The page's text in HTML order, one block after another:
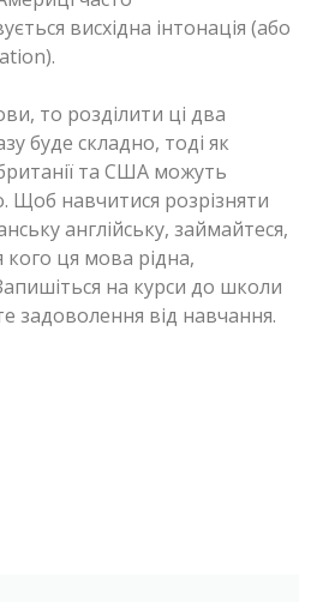
висхідна інтонація (або
то розділити ці два
буде складно, тоді як
та США можуть
Щоб навчитися розрізняти
англійську, займайтеся,
кого ця мова рідна,
на курси до школи
задоволення від навчання.